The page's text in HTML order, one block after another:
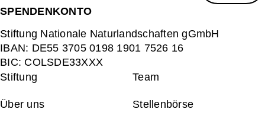
SPENDENKONTO
Stiftung Nationale Naturlandschaften gGmbH
IBAN: DE55 3705 0198 1901 7526 16
BIC: COLSDE33XXX
Stiftung
Team
Über uns Stellenbörse